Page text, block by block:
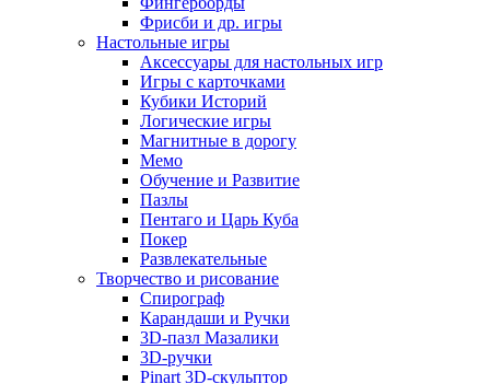
Фрисби и др. игры
Настольные игры
Аксессуары для настольных игр
Игры с карточками
Кубики Историй
Логические игры
Магнитные в дорогу
Мемо
Обучение и Развитие
Пазлы
Пентаго и Царь Куба
Покер
Развлекательные
Творчество и рисование
Спирограф
Карандаши и Ручки
3D-пазл Мазалики
3D-ручки
Pinart 3D-скульптор